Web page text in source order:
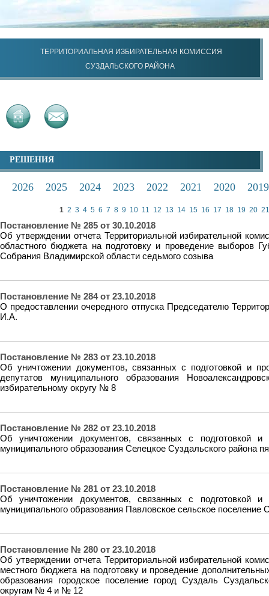
ТЕРРИТОРИАЛЬНАЯ ИЗБИРАТЕЛЬНАЯ КОМИССИЯ
СУЗДАЛЬСКОГО РАЙОНА
РЕШЕНИЯ
2026 2025 2024 2023 2022 2021 2020 2019
1 2 3 4 5 6 7 8 9 10 11 12 13 14 15 16 17 18 19 20 21
Постановление № 285 от 30.10.2018
Об утверждении отчета Территориальной избирательной
областного бюджета на подготовку и проведение выборов
Собрания Владимирской области седьмого созыва
Постановление № 284 от 23.10.2018
О предоставлении очередного отпуска Председателю
И.А.
Постановление № 283 от 23.10.2018
Об уничтожении документов, связанных с подготовкой и
депутатов муниципального образования
избирательному округу № 8
Постановление № 282 от 23.10.2018
Об уничтожении документов, связанных с подготовкой
муниципального образования Селецкое Суздальского района
Постановление № 281 от 23.10.2018
Об уничтожении документов, связанных с подготовкой
муниципального образования Павловское сельское
Постановление № 280 от 23.10.2018
Об утверждении отчета Территориальной избирательной
местного бюджета на подготовку и проведение
образования городское поселение город Суздаль
округам № 4 и № 12